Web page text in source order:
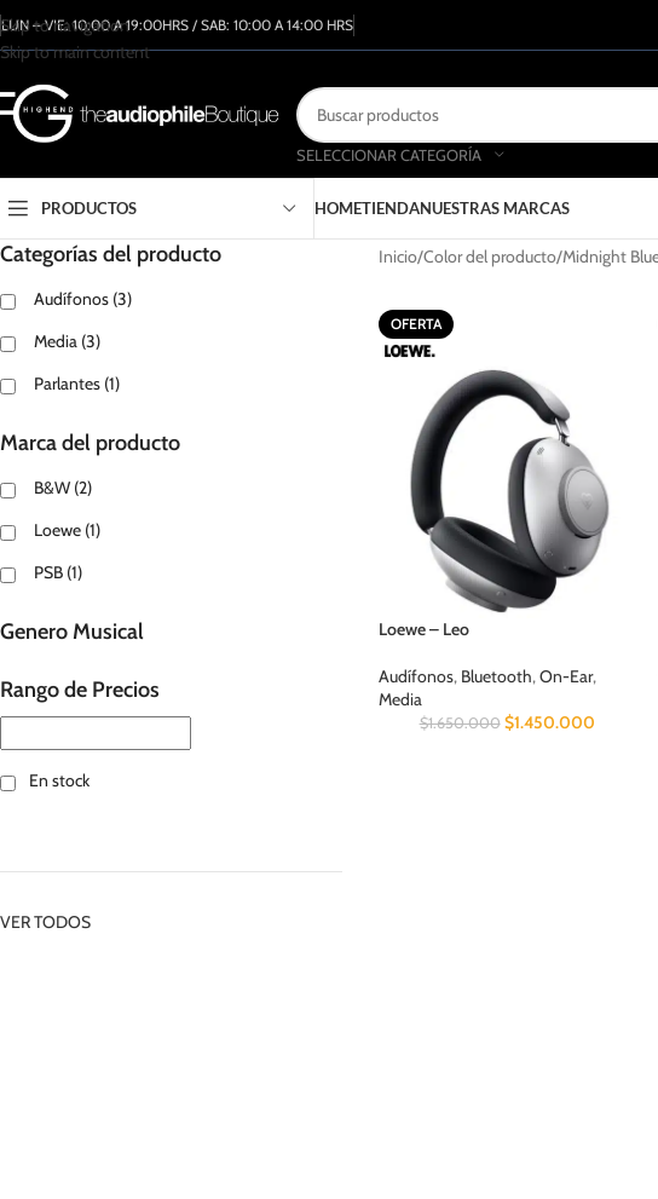
Skip to navigation
Skip to main content
LUN – VIE: 10:00 A 19:00HRS / SAB: 10:00 A 14:00 HRS
SELECCIONAR CATEGORÍA
PRODUCTOS HOMETIENDANUESTRAS MARCAS
Categorías del producto
Audífonos (3)
Media (3)
Parlantes (1)
Marca del producto
B&W (2)
Loewe (1)
PSB (1)
Genero Musical
Rango de Precios
En stock
VER TODOS
Inicio Color del producto Midnight
OFERTA
Loewe – Leo
Audífonos, Bluetooth,On-Ear,
Media
$1.650.000 $1.450.000